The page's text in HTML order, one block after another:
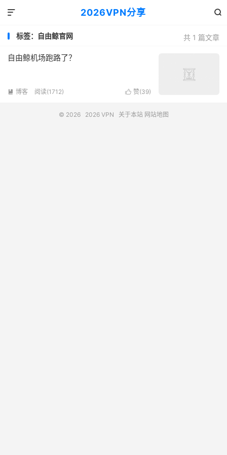
2026VPN分享 

共 1 篇文章
标签：自由鲸官网
自由鲸机场跑路了？
 赞(39)
 博客 阅读(1712)
© 2026 2026 VPN 关于本站 网站地图